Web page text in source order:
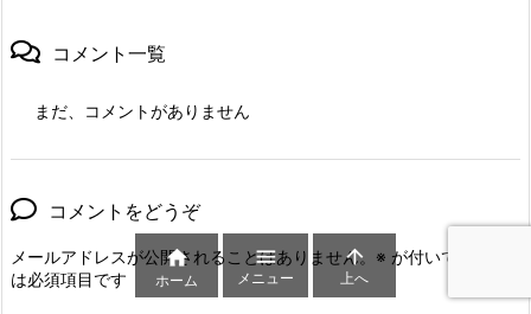
コメント一覧
まだ、コメントがありません
コメントをどうぞ
メールアドレスが公開されることはありません。 ※ が付いている欄
は必須項目です

ホーム

メニュー

上へ